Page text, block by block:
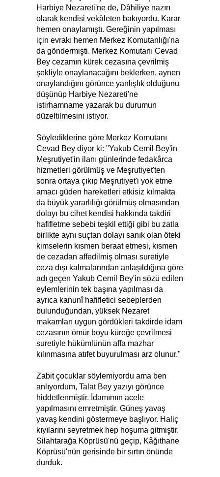
Harbiye Nezareti'ne de, Dâhiliye nazırı
olarak kendisi vekâleten bakıyordu. Karar
hemen onaylamıştı. Gereğinin yapılması
için evrakı hemen Merkez Komutanlığı'na
da göndermişti. Merkez Komutanı Cevad
Bey cezamın kürek cezasına çevrilmiş
şekliyle onaylanacağını beklerken, aynen
onaylandığını görünce yanlışlık olduğunu
düşünüp Harbiye Nezareti'ne
istirhamname yazarak bu durumun
düzeltilmesini istiyor.
Söylediklerine göre Merkez Komutanı
Cevad Bey diyor ki: "Yakub Cemil Bey'in
Meşrutiyet'in ilanı günlerinde fedakârca
hizmetleri görülmüş ve Meşrutiyet'ten
sonra ortaya çıkıp Meşrutiyet'i yok etme
amacı güden hareketleri etkisiz kılmakta
da büyük yararlılığı görülmüş olmasından
dolayı bu cihet kendisi hakkında takdiri
hafifletme sebebi teşkil ettiği gibi bu zatla
birlikte aynı suçtan dolayı sanık olan öteki
kimselerin kısmen beraat etmesi, kısmen
de cezadan affedilmiş olması suretiyle
ceza dışı kalmalarından anlaşıldığına göre
adı geçen Yakub Cemil Bey'in sözü edilen
eylemlerinin tek başına yapılması da
ayrıca kanunî hafifletici sebeplerden
bulunduğundan, yüksek Nezaret
makamları uygun gördükleri takdirde idam
cezasının ömür boyu küreğe çevrilmesi
suretiyle hükümlünün affa mazhar
kılınmasına atıfet buyurulması arz olunur."
Zabit çocuklar söylemiyordu ama ben
anlıyordum, Talat Bey yazıyı görünce
hiddetlenmiştir. İdamımın acele
yapılmasını emretmiştir. Güneş yavaş
yavaş kendini göstermeye başlıyor. Haliç
kıyılarını seyretmek hep hoşuma gitmiştir.
Silahtarağa Köprüsü'nü geçip, Kâğıthane
Köprüsü'nün gerisinde bir sırtın önünde
durduk.